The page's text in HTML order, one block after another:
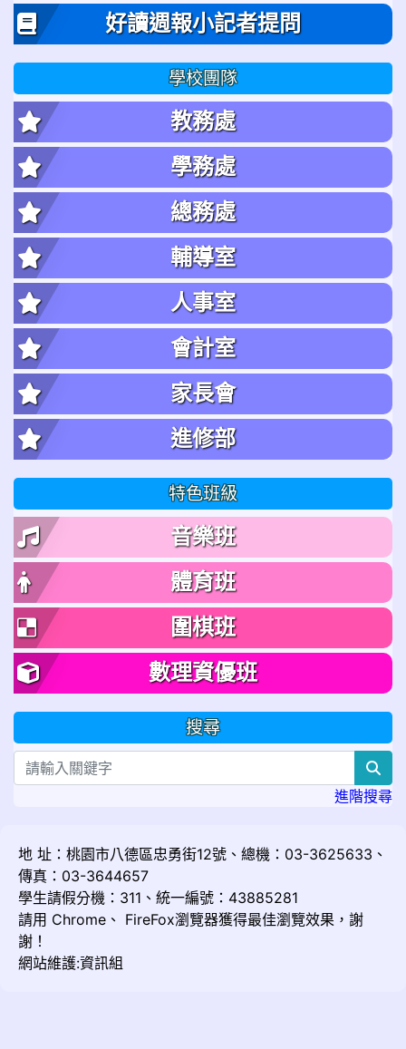
好讀週報小記者提問
學校團隊
教務處
學務處
總務處
輔導室
人事室
會計室
家長會
進修部
特色班級
音樂班
體育班
圍棋班
數理資優班
搜尋
進階搜尋
地 址：桃園市八德區忠勇街12號、總機：03-3625633、
傳真：03-3644657
學生請假分機：311、統一編號：43885281
請用 Chrome 、 FireFox瀏覽器獲得最佳瀏覽效果，謝
謝！
網站維護:資訊組